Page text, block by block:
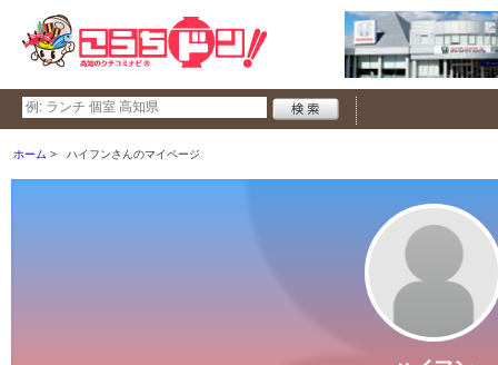
ホーム ハイフンさんのマイページ